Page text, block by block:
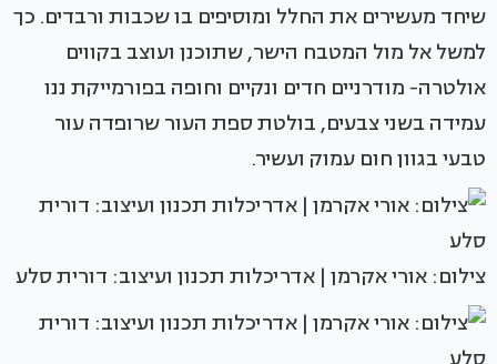
שיחד מעשירים את החלל ומוסיפים בו שכבות ורבדים. כך
למשל אל מול המטבח הישר, שתוכנן ועוצב בקווים
אולטרה- מודרניים חדים ונקיים וחופה בפורמייקת ננו
עמידה בשני צבעים, בולטת ספת העור שרופדה עור
טבעי בגוון חום עמוק ועשיר.
צילום: אורי אקרמן | אדריכלות תכנון ועיצוב: דורית סלע